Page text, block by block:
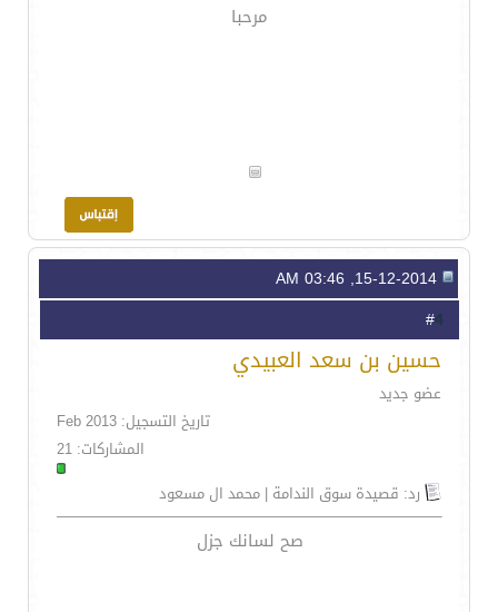
مرحبا
4
حسين بن سعد العبيدي
عضو جديد
تاريخ التسجيل: Feb 2013
المشاركات: 21
رد: قصيدة سوق الندامة | محمد ال مسعود
صح لسانك جزل